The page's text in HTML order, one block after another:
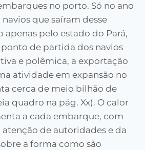
no porto. Só no ano
navios que saíram desse
apenas pelo estado do Pará,
de partida dos navios
e polêmica, a exportação
atividade em expansão no
cerca de meio bilhão de
quadro na pág. Xx). O calor
a cada embarque, com
de autoridades e da
a forma como são